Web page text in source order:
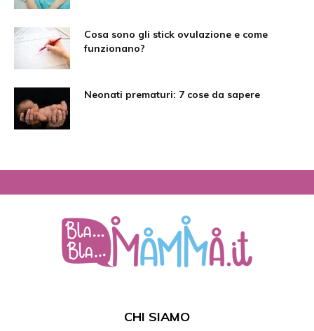
Cosa sono gli stick ovulazione e come
funzionano?
Neonati prematuri: 7 cose da sapere
CHI SIAMO